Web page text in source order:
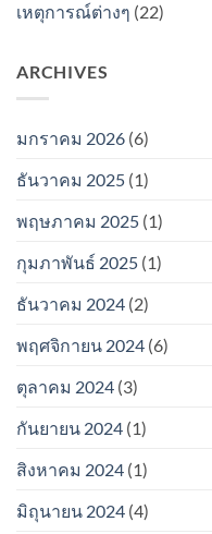
เหตุการณ์ต่างๆ (22)
ARCHIVES
มกราคม 2026 (6)
ธันวาคม 2025 (1)
พฤษภาคม 2025 (1)
กุมภาพันธ์ 2025 (1)
ธันวาคม 2024 (2)
พฤศจิกายน 2024 (6)
ตุลาคม 2024 (3)
กันยายน 2024 (1)
สิงหาคม 2024 (1)
มิถุนายน 2024 (4)